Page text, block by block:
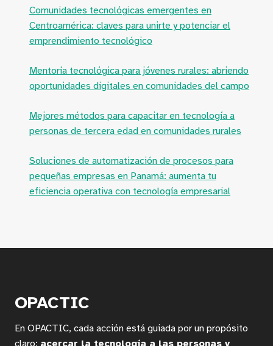
Comunidades tecnológicas emergentes en
Centroamérica: claves para unirte y potenciar el
emprendimiento tecnológico
Mentoría tecnológica para jóvenes rurales: abriendo
oportunidades digitales en comunidades del campo
Mejores métodos para capacitar en tecnología a
personas de tercera edad en comunidades rurales
Soluciones de automatización de procesos para
pequeñas empresas en Panamá: aumenta tu
eficiencia operativa con tecnología empresarial
OPACTIC
En OPACTIC, cada acción está guiada por un propósito